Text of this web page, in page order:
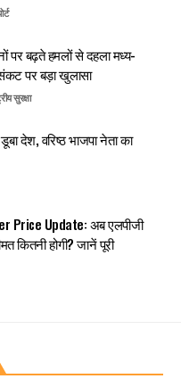
पर बढ़ते हमलों से दहला मध्य-
संकट पर बड़ा खुलासा
सुरक्षा
देश, वरिष्ठ भाजपा नेता का
Price Update: अब एलपीजी
कितनी होगी? जानें पूरी